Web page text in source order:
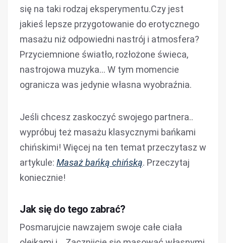
się na taki rodzaj eksperymentu.Czy jest
jakieś lepsze przygotowanie do erotycznego
masażu niż odpowiedni nastrój i atmosfera?
Przyciemnione światło, rozłożone świeca,
nastrojowa muzyka… W tym momencie
ogranicza was jedynie własna wyobraźnia.
Jeśli chcesz zaskoczyć swojego partnera..
wypróbuj też masażu klasycznymi bańkami
chińskimi! Więcej na ten temat przeczytasz w
artykule: Masaż bańką chińską. Przeczytaj
koniecznie!
Jak się do tego zabrać?
Posmarujcie nawzajem swoje całe ciała